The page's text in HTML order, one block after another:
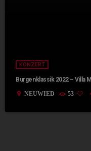
KONZERT
Burgenklassik 2022 – Villa
location_on NEUWIED 53